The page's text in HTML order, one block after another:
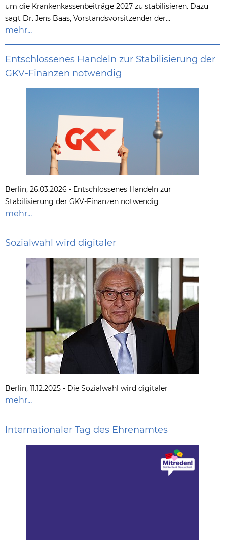
um die Krankenkassenbeiträge 2027 zu stabilisieren. Dazu
sagt Dr. Jens Baas, Vorstandsvorsitzender der…
mehr...
Entschlossenes Handeln zur Stabilisierung der
GKV-Finanzen notwendig
Berlin, 26.03.2026 - Entschlossenes Handeln zur
Stabilisierung der GKV-Finanzen notwendig
mehr...
Sozialwahl wird digitaler
Berlin, 11.12.2025 - Die Sozialwahl wird digitaler
mehr...
Internationaler Tag des Ehrenamtes